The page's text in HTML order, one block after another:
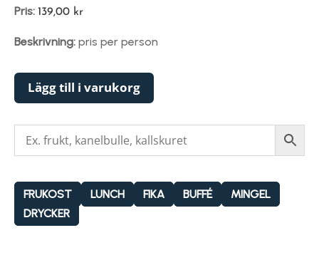
Pris: 139,00 kr
Beskrivning: pris per person
Lägg till i varukorg
FRUKOST LUNCH FIKA BUFFÉ
MINGEL
DRYCKER